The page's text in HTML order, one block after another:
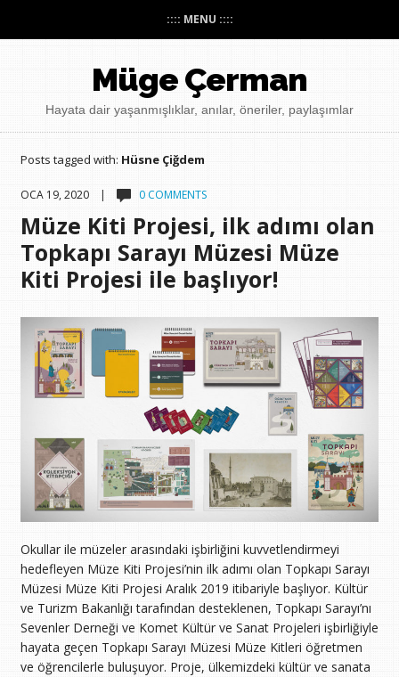
:::: MENU ::::
Müge Çerman
Hayata dair yaşanmışlıklar, anılar, öneriler, paylaşımlar
Posts tagged with: Hüsne Çiğdem
OCA 19, 2020 | 0 COMMENTS
Müze Kiti Projesi, ilk adımı olan
Topkapı Sarayı Müzesi Müze
Kiti Projesi ile başlıyor!
Okullar ile müzeler arasındaki işbirliğini kuvvetlendirmeyi
hedefleyen Müze Kiti Projesi’nin ilk adımı olan Topkapı Sarayı
Müzesi Müze Kiti Projesi Aralık 2019 itibariyle başlıyor. Kültür
ve Turizm Bakanlığı tarafından desteklenen, Topkapı Sarayı’nı
Sevenler Derneği ve Komet Kültür ve Sanat Projeleri işbirliğiyle
hayata geçen Topkapı Sarayı Müzesi Müze Kitleri öğretmen
ve öğrencilerle buluşuyor. Proje, ülkemizdeki kültür ve sanata